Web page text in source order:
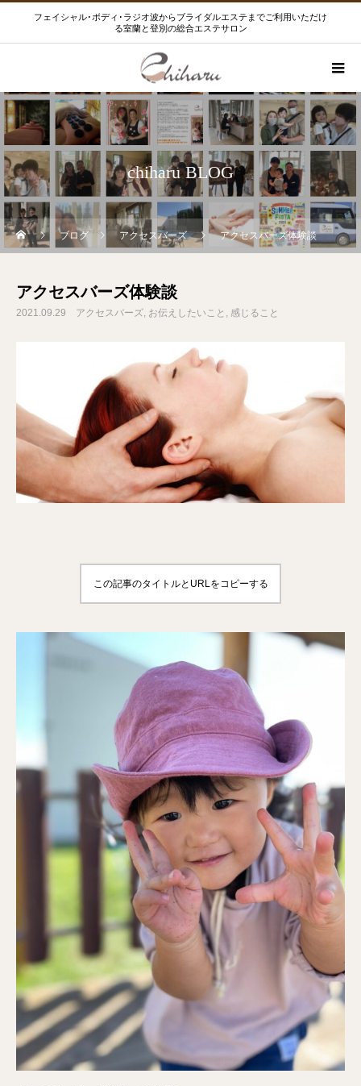
フェイシャル･ボディ･ラジオ波からブライダルエステまでご利用いただけ
る室蘭と登別の総合エステサロン
chiharu BLOG
ブログ アクセスバーズ アクセスバーズ体験談
アクセスバーズ体験談
2021.09.29 アクセスバーズ お伝えしたいこと 感じること
この記事のタイトルとURLをコピーする